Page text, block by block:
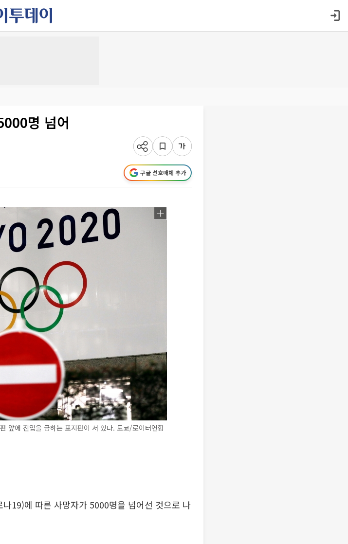
명 넘어
구글 선호매체 추가
앞에 진입을 금하는 표지판이 서 있다. 도쿄/로이터연합
19)에 따른 사망자가 5000명을 넘어선 것으로 나